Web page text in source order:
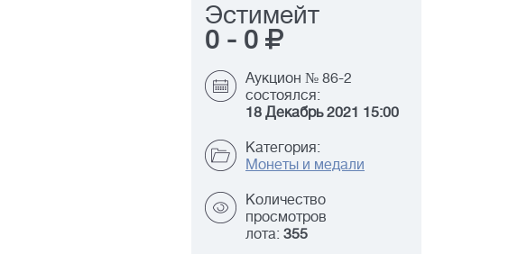
Эстимейт
0 - 0
Аукцион № 86-2
состоялся:
18 Декабрь 2021 15:00
Категория:
Монеты и медали
Количество
просмотров
лота: 355